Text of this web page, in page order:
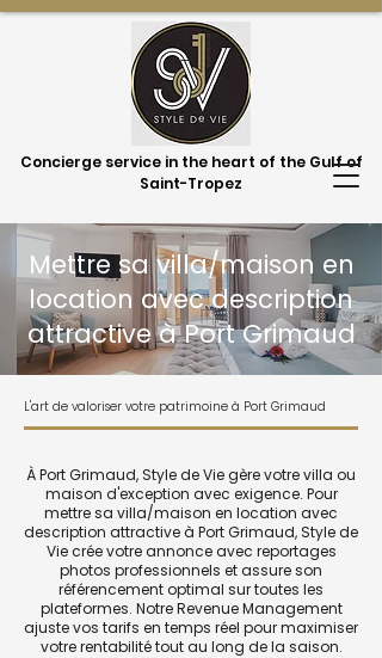
Concierge service in the heart of the Gulf of
Saint-Tropez
Mettre sa villa/maison en
location avec description
attractive à Port Grimaud
L'art de valoriser votre patrimoine à Port Grimaud
À Port Grimaud, Style de Vie gère votre villa ou
maison d'exception avec exigence. Pour
mettre sa villa/maison en location avec
description attractive à Port Grimaud, Style de
Vie crée votre annonce avec reportages
photos professionnels et assure son
référencement optimal sur toutes les
plateformes. Notre Revenue Management
ajuste vos tarifs en temps réel pour maximiser
votre rentabilité tout au long de la saison.